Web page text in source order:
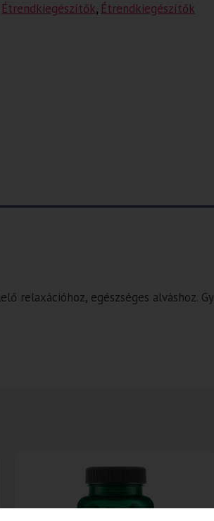
Étrendkiegészítők, Étrendkiegészítők
relaxációhoz, egészséges alváshoz.